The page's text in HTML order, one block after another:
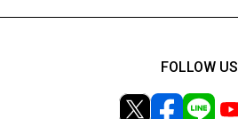
FOLLOW US